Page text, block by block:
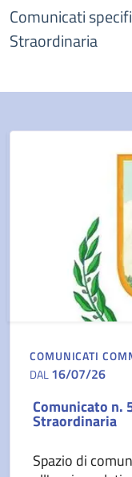
Comunicati
Straordinaria
COMUNICATI
DAL16/07/26
Comunicato n.
Straordinaria
Spazio di